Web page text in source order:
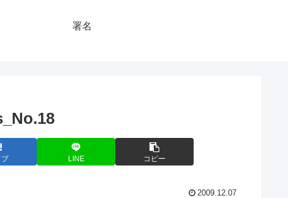
署名
LINE コピー
2009.12.07